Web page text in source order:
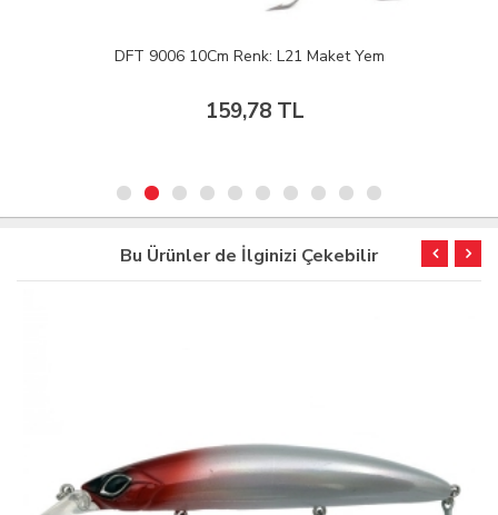
DFT 9006 10Cm Renk: L21 Maket Yem
159,78 TL
Bu Ürünler de İlginizi Çekebilir